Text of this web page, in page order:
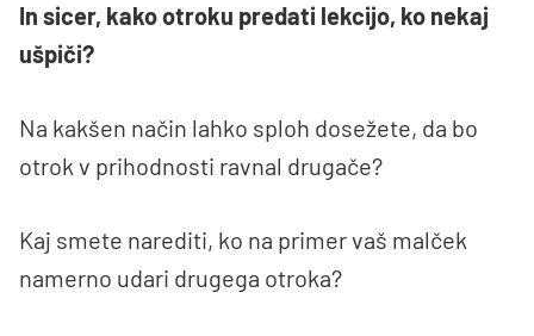
In sicer, kako otroku predati lekcijo, ko nekaj
ušpiči?
Na kakšen način lahko sploh dosežete, da bo
otrok v prihodnosti ravnal drugače?
Kaj smete narediti, ko na primer vaš malček
namerno udari drugega otroka?